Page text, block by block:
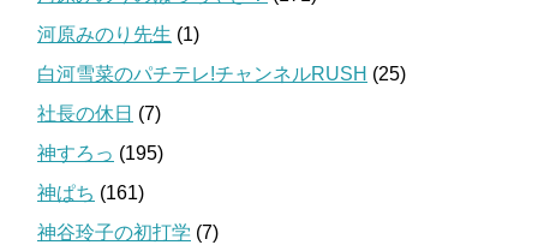
河原みのり先生 (1)
白河雪菜のパチテレ!チャンネルRUSH (25)
社長の休日 (7)
神すろっ (195)
神ぱち (161)
神谷玲子の初打学 (7)